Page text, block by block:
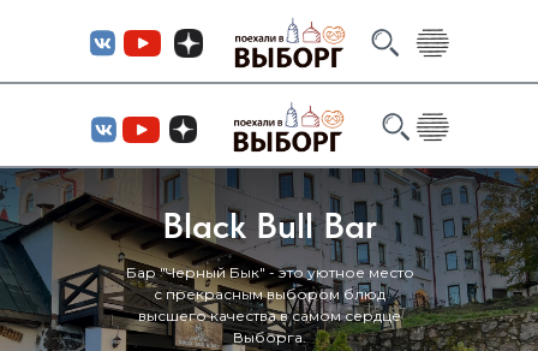
Black Bull Bar
Бар "Черный Бык" - это уютное место
с прекрасным выбором блюд
высшего качества в самом сердце
Выборга.